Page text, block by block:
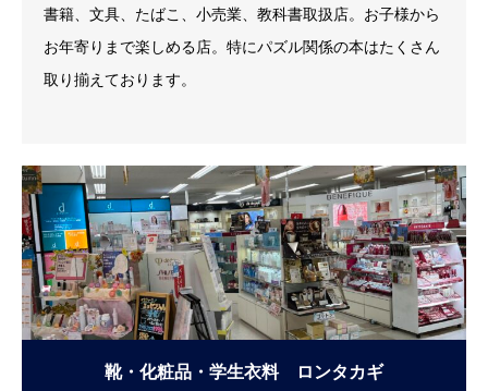
書籍、文具、たばこ、小売業、教科書取扱店。お子様から
お年寄りまで楽しめる店。特にパズル関係の本はたくさん
取り揃えております。
靴・化粧品・学生衣料 ロンタカギ